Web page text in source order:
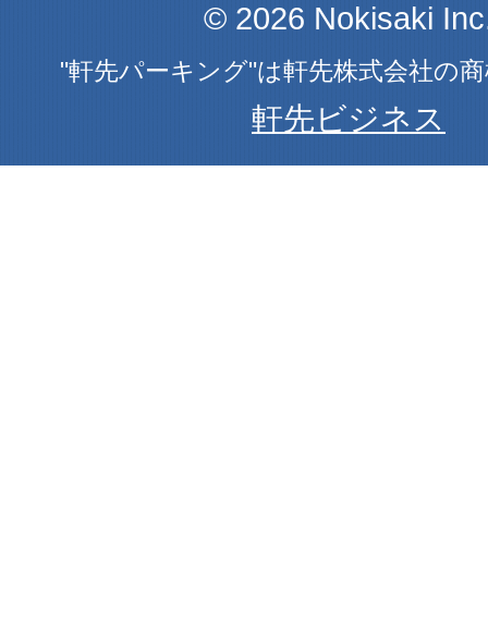
© 2026 Nokisaki
"軒先パーキング"は軒先株式会社の
軒先ビジネス